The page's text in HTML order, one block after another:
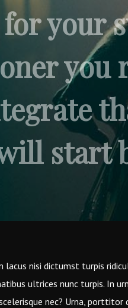
your
you
start
lacus nisi dictumst turpis
ultrices nunc turpis. In
nec? Urna,